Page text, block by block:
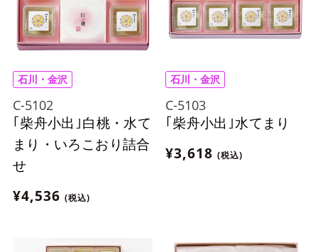
石川・金沢
C-5102
｢柴舟小出｣白桃・水て
まり・いろこおり詰合
せ
¥4,536 (税込)
石川・金沢
C-5103
｢柴舟小出｣水てまり
¥3,618 (税込)